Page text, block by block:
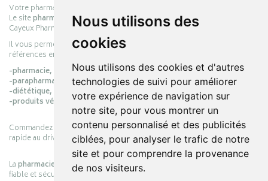
Nous utilisons des
cookies
Nous utilisons des cookies et d'autres
technologies de suivi pour améliorer
votre expérience de navigation sur
notre site, pour vous montrer un
contenu personnalisé et des publicités
ciblées, pour analyser le trafic de notre
site et pour comprendre la provenance
de nos visiteurs.
Votre pharmacie en ligne :
Le sitepharmacie-cayeux.frest le prolongement digital de la pharmacie
Cayeux Pharmabest Berck-sur-Mer – Rang-du-Fliers.
Il vous permet de réaliser vos achats en ligne parmi des milliers de
références en :
-pharmacie,
-parapharmacie,
-diététique,
-produits vétérinaires.
Commandez simplement vos produits en ligne et choisissez le retrait
rapide au drive ou la livraison à domicile, en toute simplicité.
Lapharmacie Cayeuxs’engage à vous offrir une expérience pratique,
fiable et sécurisée, en officine comme en ligne, au service de votre